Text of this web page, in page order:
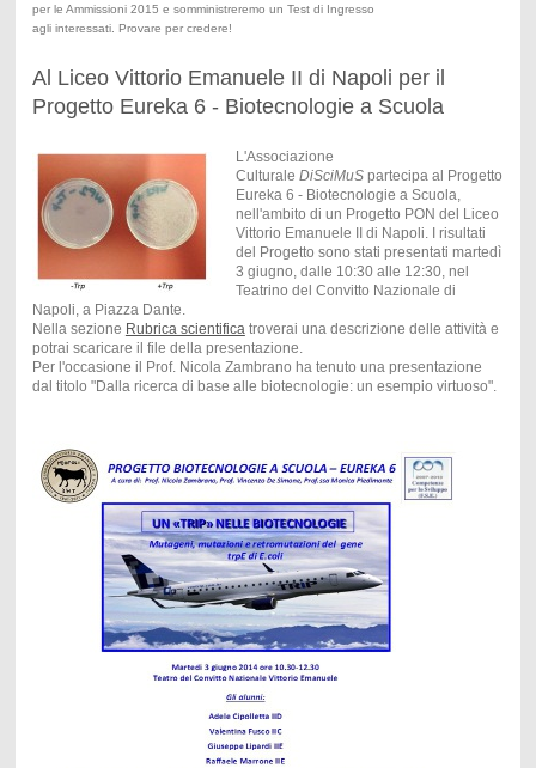
per le Ammissioni 2015 e somministreremo un Test di Ingresso
agli interessati. Provare per credere!
Al Liceo Vittorio Emanuele II di Napoli per il
Progetto Eureka 6 - Biotecnologie a Scuola
L'Associazione
Culturale DiSciMuSpartecipa al Progetto
Eureka 6 - Biotecnologie a Scuola,
nell'ambito di un Progetto PON del Liceo
Vittorio Emanuele II di Napoli. I risultati
del Progetto sono stati presentati martedì
3 giugno, dalle 10:30 alle 12:30, nel
Teatrino del Convitto Nazionale di
Napoli, a Piazza Dante.
Nella sezione Rubrica scientificatroverai una descrizione delle attività e
potrai scaricare il file della presentazione.
Per l'occasione il Prof. Nicola Zambrano ha tenuto una presentazione
dal titolo "Dalla ricerca di base alle biotecnologie: un esempio virtuoso".